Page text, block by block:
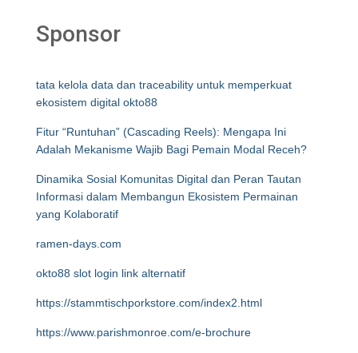
Sponsor
tata kelola data dan traceability untuk memperkuat
ekosistem digital okto88
Fitur “Runtuhan” (Cascading Reels): Mengapa Ini
Adalah Mekanisme Wajib Bagi Pemain Modal Receh?
Dinamika Sosial Komunitas Digital dan Peran Tautan
Informasi dalam Membangun Ekosistem Permainan
yang Kolaboratif
ramen-days.com
okto88 slot login link alternatif
https://stammtischporkstore.com/index2.html
https://www.parishmonroe.com/e-brochure